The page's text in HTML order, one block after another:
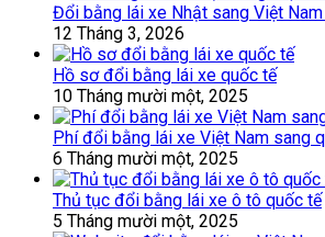
Đổi bằng lái xe Nhật sang Việt
12 Tháng 3, 2026
Hồ sơ đổi bằng lái xe quốc tế
10 Tháng mười một, 2025
Phí đổi bằng lái xe Việt Nam sang
6 Tháng mười một, 2025
Thủ tục đổi bằng lái xe ô tô quốc tế
5 Tháng mười một, 2025